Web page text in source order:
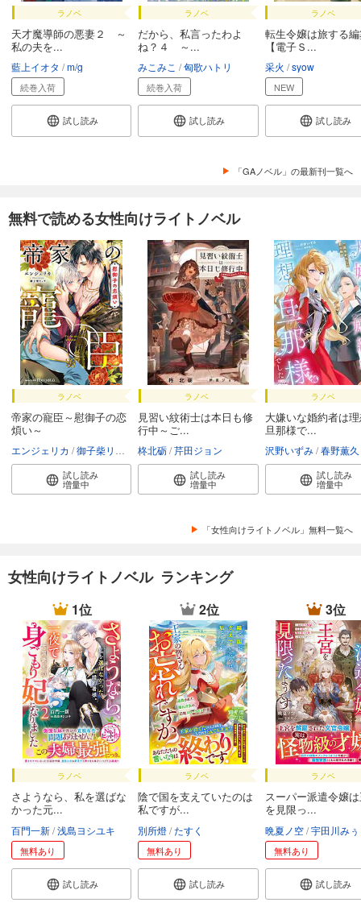
ラノベ
天才魔導師の悪妻２ ～
私の夫を...
藍上イオタ m/g
続巻入荷
試し読み
ラノベ
だから、私言ったわよ
ね？４ ～...
みこみこ 匈歌ハトリ
続巻入荷
試し読み
ラノベ
転生令嬢は旅する
【電子Ｓ...
采火 syow
NEW
試し読み
「GAノベル」の最新刊一覧へ
無料で読める女性向けライトノベル
ラノベ
帝家の寵臣～慰御子の恋
煩い～
エンジェリカ 御子柴リョウ
試し読み
増量中
ラノベ
見習い紋術士は本日も修
行中～ご...
柊北砺 芹田ジョン
試し読み
増量中
ラノベ
大嫌いな婚約者は
旦那様で...
沢野いずみ 春野薫久
試し読み
増量中
「女性向けライトノベル」無料一覧へ
女性向けライトノベル ランキング
1位
ラノベ
さようなら、私を選ばな
かった元...
百門一新 浅島ヨシユキ
無料あり
試し読み
2位
ラノベ
陰で国を支えていたのは
私ですが...
別所燈 たすく
無料あり
試し読み
3位
ラノベ
スーパー派遣令嬢
を見限っ...
晩夏ノ空 宇田川みぅ
無料あり
試し読み